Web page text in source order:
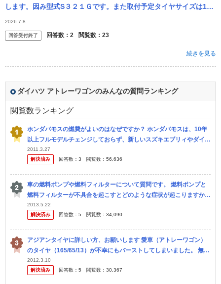
します。因み型式S３２１Ｇです。また取付予定タイヤサイズは165
-55-15です。
2026.7.8
回答受付終了 回答数： 2 閲覧数： 23
続きを見る
ダイハツ アトレーワゴンのみんなの質問ランキング
閲覧数ランキング
ホンダバモスの燃費がよいのはなぜですか？ ホンダバモスは、10年
以上フルモデルチェンジしておらず、新しいスズキエブリィやダイハ
ツアトレーワゴンより車重も重いのに、カタログ燃費でも優れ、e燃
費など...
2011.3.27
解決済み
回答数： 3 閲覧数： 56,636
車の燃料ポンプや燃料フィルターについて質問です。 燃料ポンプと
燃料フィルターが不具合を起こすとどのような症状が起こりますか？
当方１２年式のアトレーワゴンカスタムターボ４WD、約１０万キロ
走行です...
2013.5.22
解決済み
回答数： 5 閲覧数： 34,090
アジアンタイヤに詳しい方、お願いします 愛車（アトレーワゴン）
のタイヤ（165/65/13）が不幸にもバーストしてしまいました。 無事
だった他の3本も残り溝3ミリくらいでしたので、4本まとめて交...
2012.3.10
解決済み
回答数： 5 閲覧数： 30,367